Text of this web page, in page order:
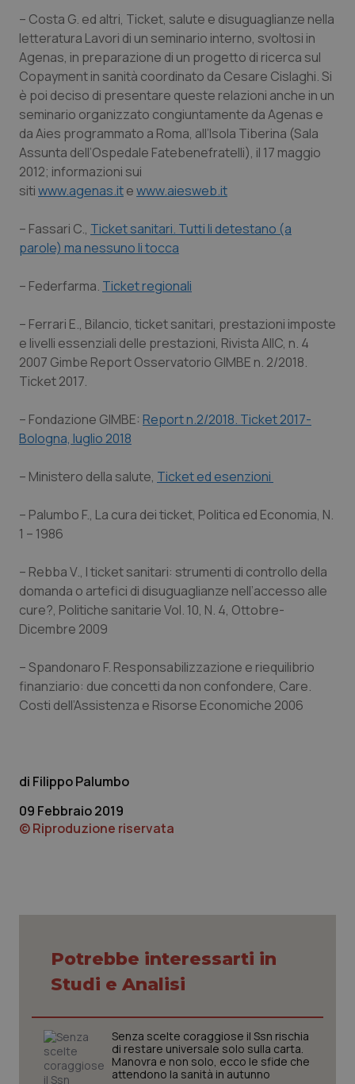
– Costa G. ed altri, Ticket, salute e disuguaglianze nella
letteratura Lavori di un seminario interno, svoltosi in
Agenas, in preparazione di un progetto di ricerca sul
Copayment in sanità coordinato da Cesare Cislaghi. Si
è poi deciso di presentare queste relazioni anche in un
seminario organizzato congiuntamente da Agenas e
da Aies programmato a Roma, all’Isola Tiberina (Sala
Assunta dell’Ospedale Fatebenefratelli), il 17 maggio
2012; informazioni sui
sitiwww.agenas.itewww.aiesweb.it
– Fassari C., Ticket sanitari. Tutti li detestano (a
parole) ma nessuno li tocca
– Federfarma. Ticket regionali
– Ferrari E., Bilancio, ticket sanitari, prestazioni imposte
e livelli essenziali delle prestazioni, Rivista AIIC, n. 4
2007 Gimbe Report Osservatorio GIMBE n. 2/2018.
Ticket 2017.
– Fondazione GIMBE: Report n.2/2018. Ticket 2017-
Bologna, luglio 2018
– Ministero della salute, Ticket ed esenzioni
– Palumbo F., La cura dei ticket, Politica ed Economia, N.
1 – 1986
– Rebba V., I ticket sanitari: strumenti di controllo della
domanda o artefici di disuguaglianze nell’accesso alle
cure?, Politiche sanitarie Vol. 10, N. 4, Ottobre-
Dicembre 2009
– Spandonaro F. Responsabilizzazione e riequilibrio
finanziario: due concetti da non confondere, Care.
Costi dell’Assistenza e Risorse Economiche 2006
Filippo Palumbo
09 Febbraio 2019
© Riproduzione riservata
Potrebbe interessarti in
Studi e Analisi
Senza scelte coraggiose il Ssn rischia
di restare universale solo sulla carta.
Manovra e non solo, ecco le sfide che
attendono la sanità in autunno